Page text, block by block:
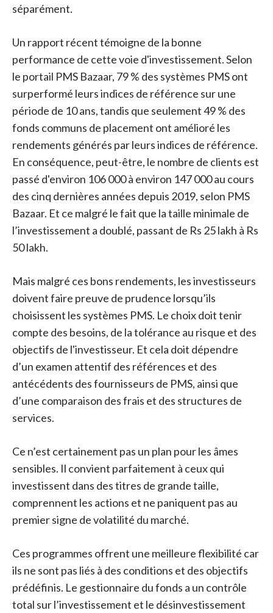
séparément.
Un rapport récent témoigne de la bonne
performance de cette voie d'investissement. Selon
le portail PMS Bazaar, 79 % des systèmes PMS ont
surperformé leurs indices de référence sur une
période de 10 ans, tandis que seulement 49 % des
fonds communs de placement ont amélioré les
rendements générés par leurs indices de référence.
En conséquence, peut-être, le nombre de clients est
passé d'environ 106 000 à environ 147 000 au cours
des cinq dernières années depuis 2019, selon PMS
Bazaar. Et ce malgré le fait que la taille minimale de
l’investissement a doublé, passant de Rs 25 lakh à Rs
50 lakh.
Mais malgré ces bons rendements, les investisseurs
doivent faire preuve de prudence lorsqu’ils
choisissent les systèmes PMS. Le choix doit tenir
compte des besoins, de la tolérance au risque et des
objectifs de l'investisseur. Et cela doit dépendre
d’un examen attentif des références et des
antécédents des fournisseurs de PMS, ainsi que
d’une comparaison des frais et des structures de
services.
Ce n’est certainement pas un plan pour les âmes
sensibles. Il convient parfaitement à ceux qui
investissent dans des titres de grande taille,
comprennent les actions et ne paniquent pas au
premier signe de volatilité du marché.
Ces programmes offrent une meilleure flexibilité car
ils ne sont pas liés à des conditions et des objectifs
prédéfinis. Le gestionnaire du fonds a un contrôle
total sur l’investissement et le désinvestissement